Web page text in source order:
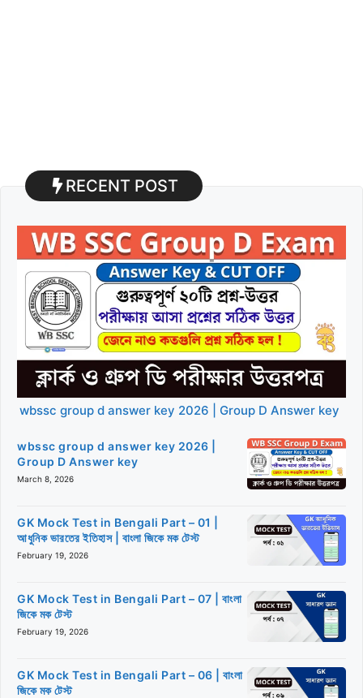
RECENT POST
wbssc group d answer key 2026 | Group D Answer key
wbssc group d answer key 2026 |
Group D Answer key
March 8, 2026
GK Mock Test in Bengali Part – 01 |
আধুনিক ভারতের ইতিহাস | বাংলা জিকে মক টেস্ট
February 19, 2026
GK Mock Test in Bengali Part – 07 | বাংলা
জিকে মক টেস্ট
February 19, 2026
GK Mock Test in Bengali Part – 06 | বাংলা
জিকে মক টেস্ট